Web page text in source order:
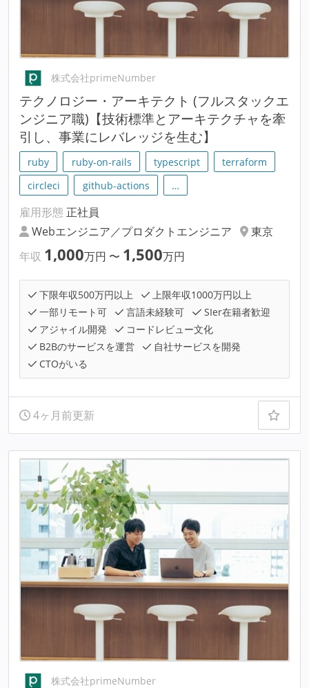
株式会社primeNumber
テクノロジー・アーキテクト (フルスタックエ
ンジニア職)【技術標準とアーキテクチャを牽
引し、事業にレバレッジを生む】
ruby ruby-on-rails typescript
terraform
circleci
github-actions …
雇用形態 正社員
Webエンジニア／プロダクトエンジニア
東京
年収 1,000万円 〜 1,500万円
下限年収500万円以上
上限年収1000万円以上
一部リモート可
言語未経験可
SIer在籍者歓迎
アジャイル開発
コードレビュー文化
B2Bのサービスを運営
自社サービスを開発
CTOがいる
4ヶ月前更新
株式会社primeNumber